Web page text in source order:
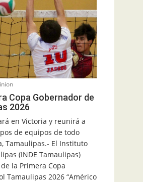
Copa Gobernador de
2026
en Victoria y reunirá a
de equipos de todo
Tamaulipas.- El Instituto
(INDE Tamaulipas)
la Primera Copa
Tamaulipas 2026 “Américo